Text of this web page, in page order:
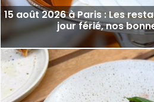
15 août 2026 à Paris : Les
jour férié, nos